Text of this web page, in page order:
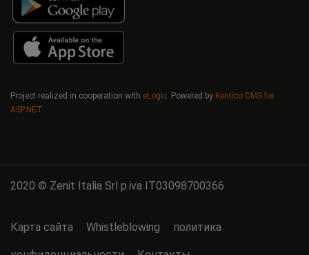
Project realized in cooperation with eLogic Powered by Kentico CMS for
ASP.NET
2020 © Zenit Italia Srl p.iva IT03098700366
Карта сайта Whistleblowing политика